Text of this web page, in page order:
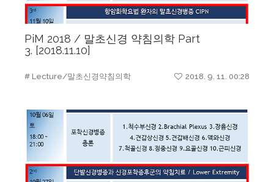
PiM 2018 / 말초신경 약침의학 Part
3. [2018.11.10]
# Lecture/말초신경약침의학 2018. 9. 11. 00:28